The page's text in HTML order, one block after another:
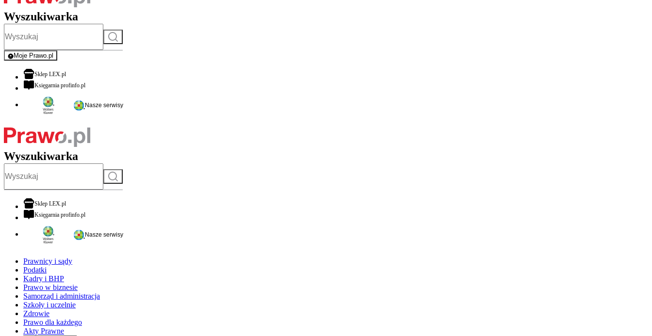
Wyszukiwarka
Szukaj
Moje Prawo.pl
- rejestracja i logowanie do serwisu
Sklep LEX.plotwiera się w nowej karcie
Księgarnia profinfo.plotwiera się w nowej karcie
Nasze serwisy
Wyszukiwarka
Szukaj
Sklep LEX.plotwiera się w nowej karcie
Księgarnia profinfo.plotwiera się w nowej karcie
Nasze serwisy
Prawnicy i sądy
Podatki
Kadry i BHP
Prawo w biznesie
Samorząd i administracja
Szkoły i uczelnie
Zdrowie
Prawo dla każdego
Akty Prawne